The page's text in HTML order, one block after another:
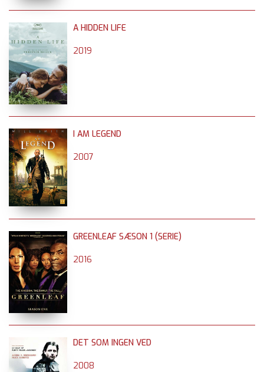
A HIDDEN LIFE
2019
I AM LEGEND
2007
GREENLEAF SÆSON 1 (SERIE)
2016
DET SOM INGEN VED
2008